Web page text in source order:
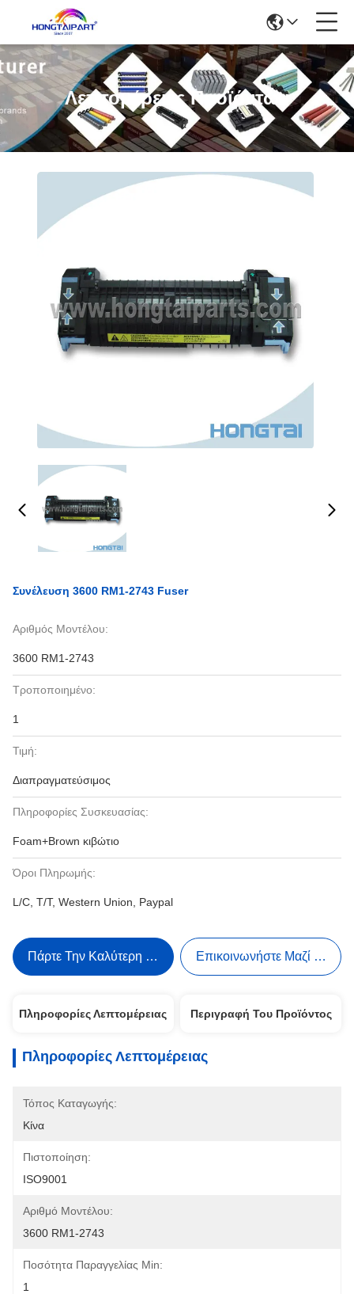
Λεπτομέρειες Προϊόντων
Συνέλευση 3600 RM1-2743 Fuser
Αριθμός Μοντέλου:
3600 RM1-2743
Τροποποιημένο:
1
Τιμή:
Διαπραγματεύσιμος
Πληροφορίες Συσκευασίας:
Foam+Brown κιβώτιο
Όροι Πληρωμής:
L/C, T/T, Western Union, Paypal
Πάρτε Την Καλύτερη Τιμή Επικοινωνήστε Μαζί Μας
Πληροφορίες Λεπτομέρειας Περιγραφή Του Προϊόντος
Πληροφορίες Λεπτομέρειας
Τόπος Καταγωγής:
Κίνα
Πιστοποίηση:
ISO9001
Αριθμό Μοντέλου:
3600 RM1-2743
Ποσότητα Παραγγελίας Min:
1